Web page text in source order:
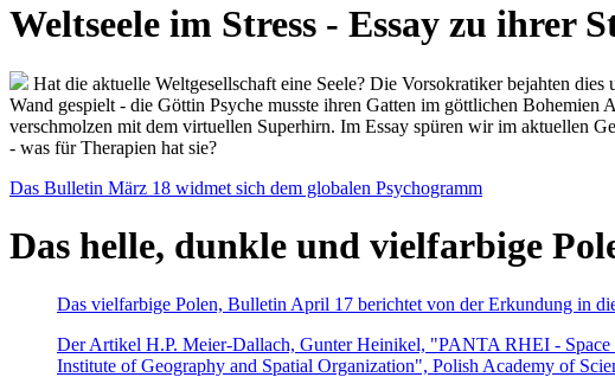
Weltseele im Stress - Essay zu ihrer
Hat die aktuelle Weltgesellschaft eine Seele? Die Vorsokratiker bejahten
Wand gespielt - die Göttin Psyche musste ihren Gatten im göttlichen
verschmolzen mit dem virtuellen Superhirn. Im Essay spüren wir im aktuellen
- was für Therapien hat sie?
Das Bulletin März 18 widmet sich dem globalen Psychogramm
Das helle, dunkle und vielfarbige
Das vielfarbige Polen, Bulletin April 17 berichtet von der Erkundung in
Der Artikel H.P. Meier-Dallach, Gunter Heinikel, "PANTA RHEI -
Institute of Geography and Spatial Organization", Polish Academy of